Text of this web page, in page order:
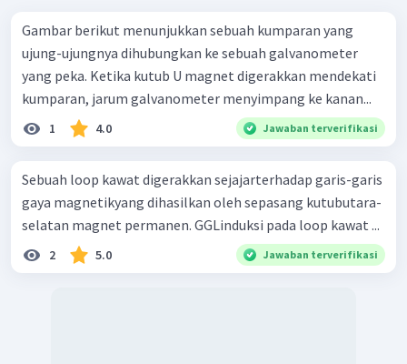
Gambar berikut menunjukkan sebuah kumparan yang
ujung-ujungnya dihubungkan ke sebuah galvanometer
yang peka. Ketika kutub U magnet digerakkan mendekati
kumparan, jarum galvanometer menyimpang ke kanan...
1 4.0 Jawaban terverifikasi
Sebuah loop kawat digerakkan sejajarterhadap garis-garis
gaya magnetikyang dihasilkan oleh sepasang kutubutara-
selatan magnet permanen. GGLinduksi pada loop kawat ...
2 5.0 Jawaban terverifikasi